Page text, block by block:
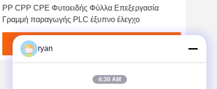
PP CPP CPE Φυτοειδής Φύλλα Επεξεργασία
Γραμμή παραγωγής PLC έξυπνο έλεγχο
Βρείτε την καλύτερη τιμή
ryan
4:30 AM